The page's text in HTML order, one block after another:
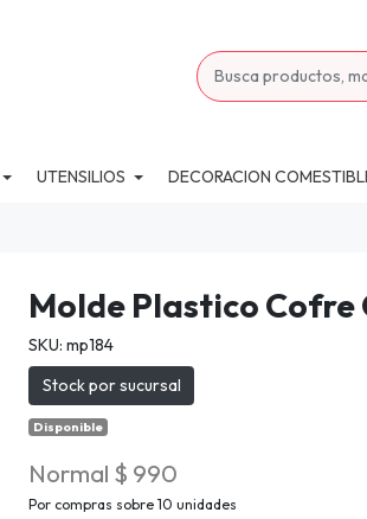
UTENSILIOS DECORACION
Molde Plastico Cofre
SKU: mp184
Stock por sucursal
Disponible
Normal $ 990
Por compras sobre 10 unidades